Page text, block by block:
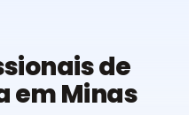
de
em Minas